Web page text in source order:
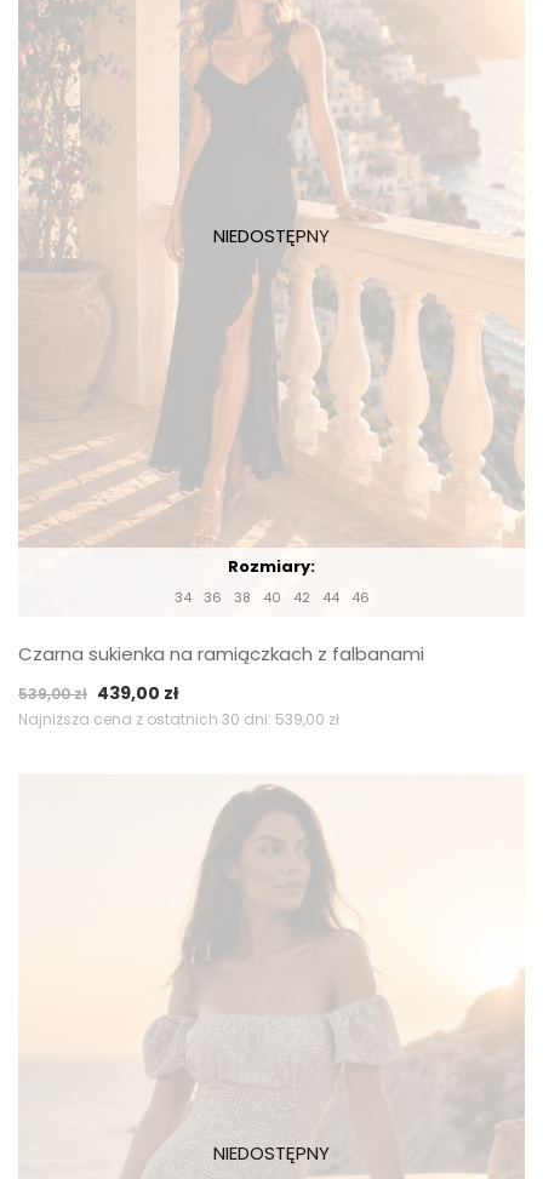
Rozmiary:
34 36 38 40 42 44 46
Czarna sukienka na ramiączkach z falbanami
539,00zł Pierwotna
cena
439,00 złAktualna
cena
Najniższa cena z ostatnich 30 dni: 539,00 zł